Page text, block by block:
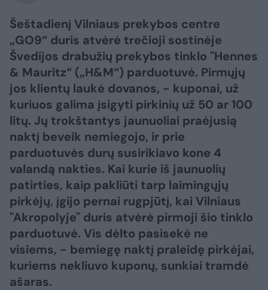
Šeštadienį Vilniaus prekybos centre
„GO9“ duris atvėrė trečioji sostinėje
Švedijos drabužių prekybos tinklo "Hennes
& Mauritz“ („H&M“) parduotuvė. Pirmųjų
jos klientų laukė dovanos, - kuponai, už
kuriuos galima įsigyti pirkinių už 50 ar 100
litų. Jų trokštantys jaunuoliai praėjusią
naktį beveik nemiegojo, ir prie
parduotuvės durų susirikiavo kone 4
valandą nakties. Kai kurie iš jaunuolių
patirties, kaip pakliūti tarp laimingųjų
pirkėjų, įgijo pernai rugpjūtį, kai Vilniaus
"Akropolyje" duris atvėrė pirmoji šio tinklo
parduotuvė. Vis dėlto pasisekė ne
visiems, - bemiegę naktį praleidę pirkėjai,
kuriems nekliuvo kuponų, sunkiai tramdė
ašaras.